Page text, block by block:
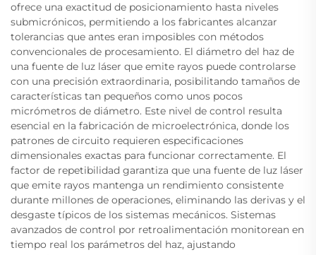
ofrece una exactitud de posicionamiento hasta niveles
submicrónicos, permitiendo a los fabricantes alcanzar
tolerancias que antes eran imposibles con métodos
convencionales de procesamiento. El diámetro del haz de
una fuente de luz láser que emite rayos puede controlarse
con una precisión extraordinaria, posibilitando tamaños de
características tan pequeños como unos pocos
micrómetros de diámetro. Este nivel de control resulta
esencial en la fabricación de microelectrónica, donde los
patrones de circuito requieren especificaciones
dimensionales exactas para funcionar correctamente. El
factor de repetibilidad garantiza que una fuente de luz láser
que emite rayos mantenga un rendimiento consistente
durante millones de operaciones, eliminando las derivas y el
desgaste típicos de los sistemas mecánicos. Sistemas
avanzados de control por retroalimentación monitorean en
tiempo real los parámetros del haz, ajustando